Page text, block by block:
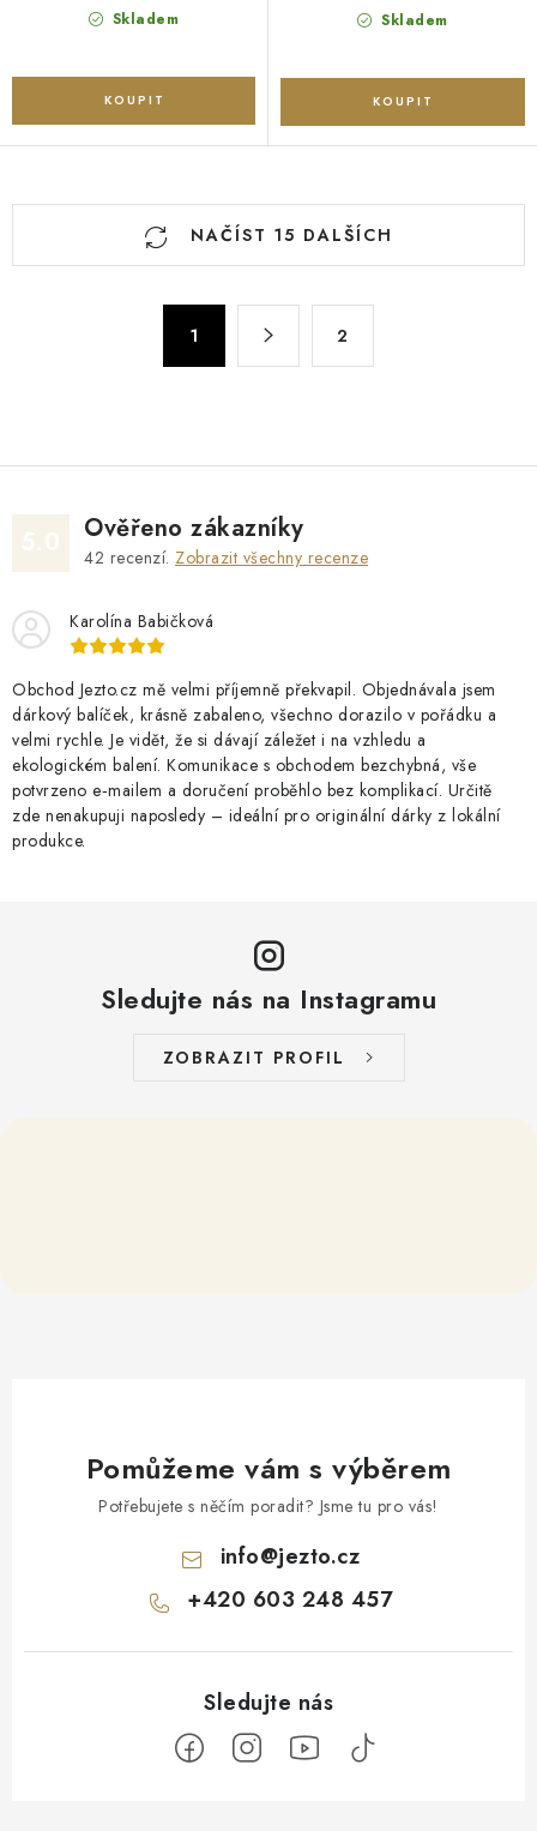
Skladem Skladem
O
p
v
ý
p
i
s
u
NAČÍST 15 DALŠÍCH
k
1 2
Ověřeno zákazníky
42 recenzí. Zobrazit všechny recenze
Karolína Babičková
Obchod Jezto.cz mě velmi příjemně překvapil. Objednávala jsem
dárkový balíček, krásně zabaleno, všechno dorazilo v pořádku a
velmi rychle. Je vidět, že si dávají záležet i na vzhledu a
ekologickém balení. Komunikace s obchodem bezchybná, vše
potvrzeno e‑mailem a doručení proběhlo bez komplikací. Určitě
zde nenakupuji naposledy – ideální pro originální dárky z lokální
produkce.
Sledujte nás na Instagramu
ZOBRAZIT PROFIL
Pomůžeme vám s výběrem
Potřebujete s něčím poradit? Jsme tu pro vás!
info@jezto.cz
+420 603 248 457